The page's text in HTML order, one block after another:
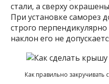
стали, а сверху
При установке саморез
строго
наклон его не
Как правильно